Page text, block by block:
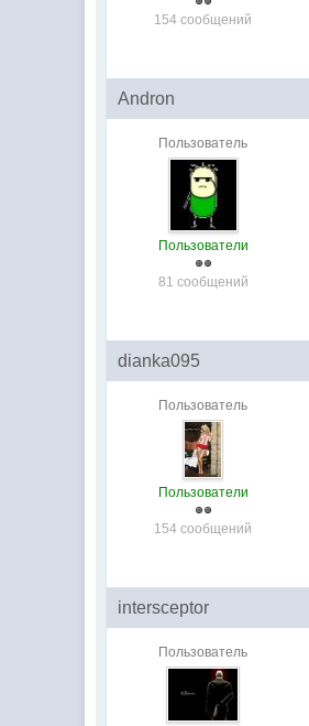
154 сообщений
Andron
Пользователь
Пользователи
81 сообщений
dianka095
Пользователь
Пользователи
154 сообщений
intersceptor
Пользователь